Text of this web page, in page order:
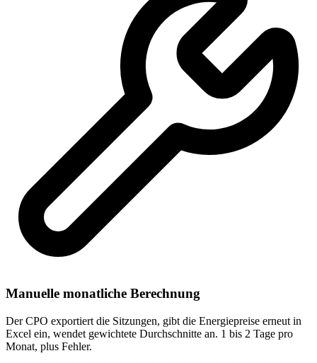
Manuelle monatliche Berechnung
Der CPO exportiert die Sitzungen, gibt die Energiepreise erneut in
Excel ein, wendet gewichtete Durchschnitte an. 1 bis 2 Tage pro
Monat, plus Fehler.